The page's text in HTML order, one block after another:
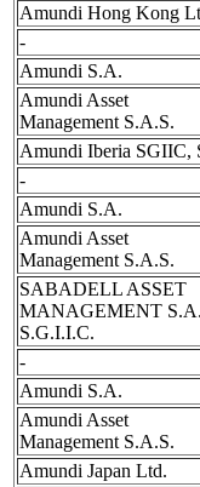
Amundi Hong Kong
-
Amundi S.A.
Amundi Asset
Management S.A.S.
Amundi Iberia SGIIC,
-
Amundi S.A.
Amundi Asset
Management S.A.S.
SABADELL ASSET
MANAGEMENT S.A.
S.G.I.I.C.
-
Amundi S.A.
Amundi Asset
Management S.A.S.
Amundi Japan Ltd.